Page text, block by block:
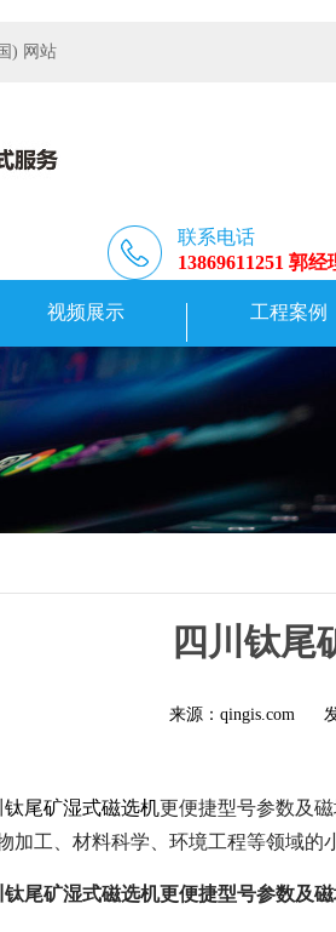
) 网站
联系电话
13869611251 郭
视频展示 工程案例
四川钛尾
来源：qingis.com
钛尾矿湿式磁选机更便捷型号参数及
加工、材料科学、环境工程等领域
尾矿湿式磁选机更便捷型号参数及